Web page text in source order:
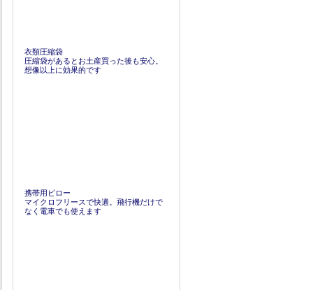
衣類圧縮袋
圧縮袋があるとお土産買った後も安心。
想像以上に効果的です
携帯用ピロー
マイクロフリースで快適。飛行機だけで
なく電車でも使えます